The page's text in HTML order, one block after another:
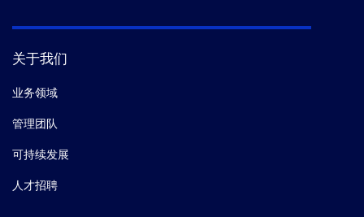
关于我们
业务领域
管理团队
可持续发展
人才招聘